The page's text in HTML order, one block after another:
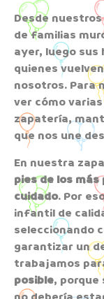
Desde
de familias
ayer, luego sus
quienes
nosotros. Para
ver cómo
zapatería,
que nos une
En nuestra
pies de los
cuidado. Por
infantil de
seleccionando
garantizar un
trabajamos
posible, porque